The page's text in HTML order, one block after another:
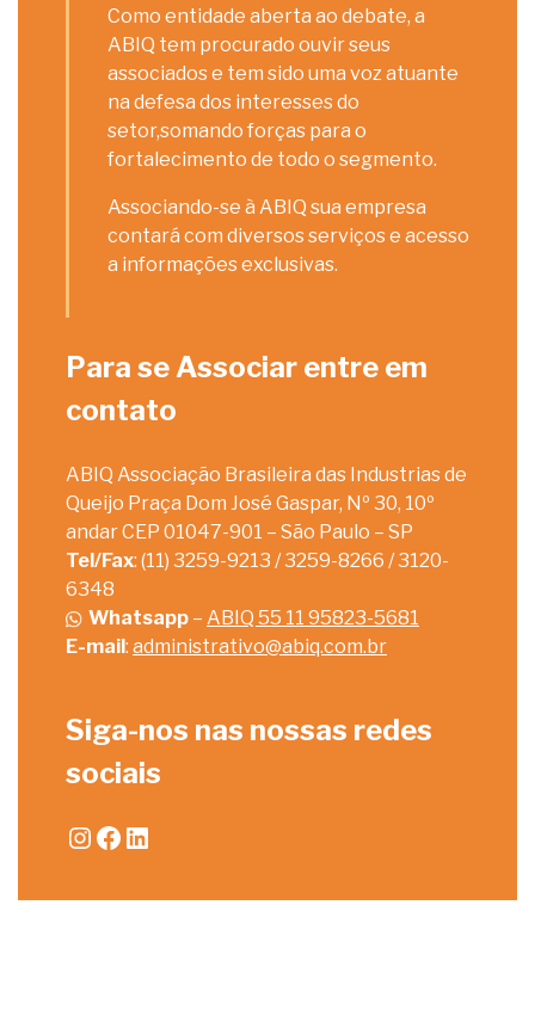
Como entidade aberta ao debate, a
ABIQ tem procurado ouvir seus
associados e tem sido uma voz atuante
na defesa dos interesses do
setor,somando forças para o
fortalecimento de todo o segmento.
Associando-se à ABIQ sua empresa
contará com diversos serviços e acesso
a informações exclusivas.
Para se Associar entre em
contato
ABIQ Associação Brasileira das Industrias de
Queijo Praça Dom José Gaspar, Nº 30, 10º
andar CEP 01047-901 – São Paulo – SP
Tel/Fax: (11) 3259-9213 / 3259-8266 / 3120-
6348
Whatsapp – ABIQ 55 11 95823-5681
E-mail: administrativo@abiq.com.br
Siga-nos nas nossas redes
sociais
Instagram
Facebook
LinkedIn